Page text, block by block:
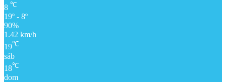
8 ℃
19º - 8º
90%
1.42 km/h
19℃
sáb
18℃
dom